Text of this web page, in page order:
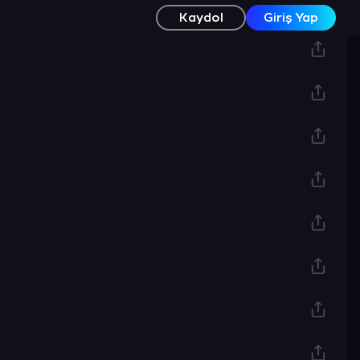
Kaydol Giriş Yap